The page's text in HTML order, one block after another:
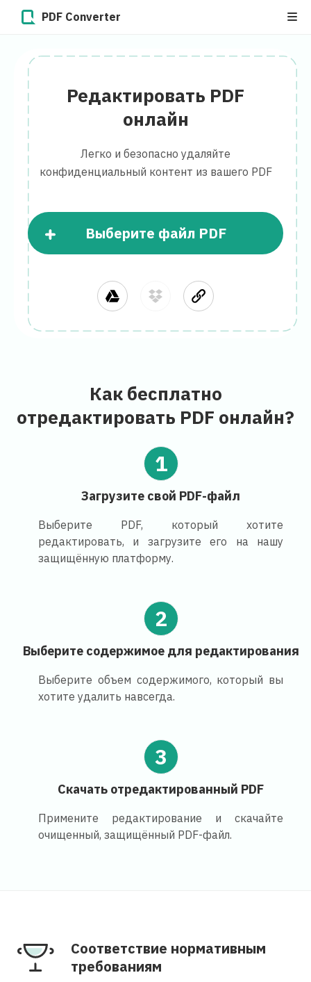
PDF Converter
Редактировать PDF
онлайн
Легко и безопасно удаляйте
конфиденциальный контент из вашего PDF
Выберите файл PDF
Как бесплатно
отредактировать PDF онлайн?
1
Загрузите свой PDF-файл
Выберите PDF, который хотите
редактировать, и загрузите его на нашу
защищённую платформу.
2
Выберите содержимое для редактирования
Выберите объем содержимого, который вы
хотите удалить навсегда.
3
Скачать отредактированный PDF
Примените редактирование и скачайте
очищенный, защищённый PDF-файл.
Соответствие нормативным
требованиям